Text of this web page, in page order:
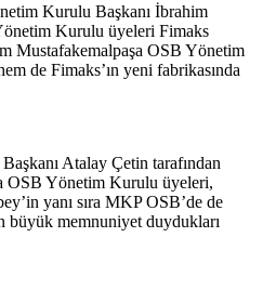
Kurulu Başkanı İbrahim
Kurulu üyeleri Fimaks
Mustafakemalpaşa OSB Yönetim
de Fimaks’ın yeni fabrikasında
Atalay Çetin tarafından
OSB Yönetim Kurulu üyeleri,
yanı sıra MKP OSB’de de
büyük memnuniyet duydukları